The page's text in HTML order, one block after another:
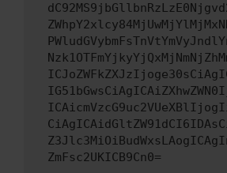
ZmFsc2UKICB9Cn0=